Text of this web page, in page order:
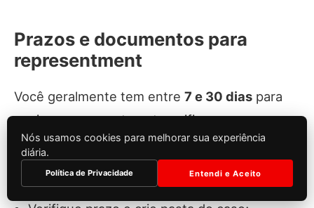
Prazos e documentos para
representment
Você geralmente tem entre 7 e 30 dias para
enviar o representment; verifique o prazo no
portal da adquirente. Perder o prazo significa
perder a disputa automaticamente. Passos:
Nós usamos cookies para melhorar sua experiência
diária.
Política de Privacidade Entendi e Aceito